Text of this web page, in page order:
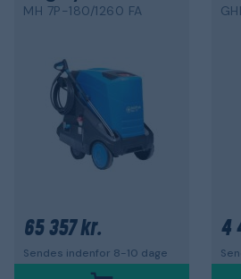
MH 7P-180/1260 FA
65 357 kr.
Sendes indenfor 8-10 dage
4